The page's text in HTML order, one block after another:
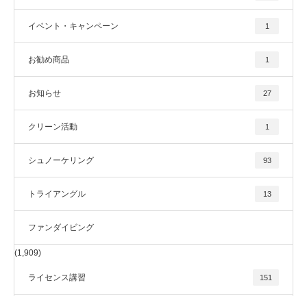
イベント・キャンペーン 1
お勧め商品 1
お知らせ 27
クリーン活動 1
シュノーケリング 93
トライアングル 13
ファンダイビング
(1,909)
ライセンス講習 151